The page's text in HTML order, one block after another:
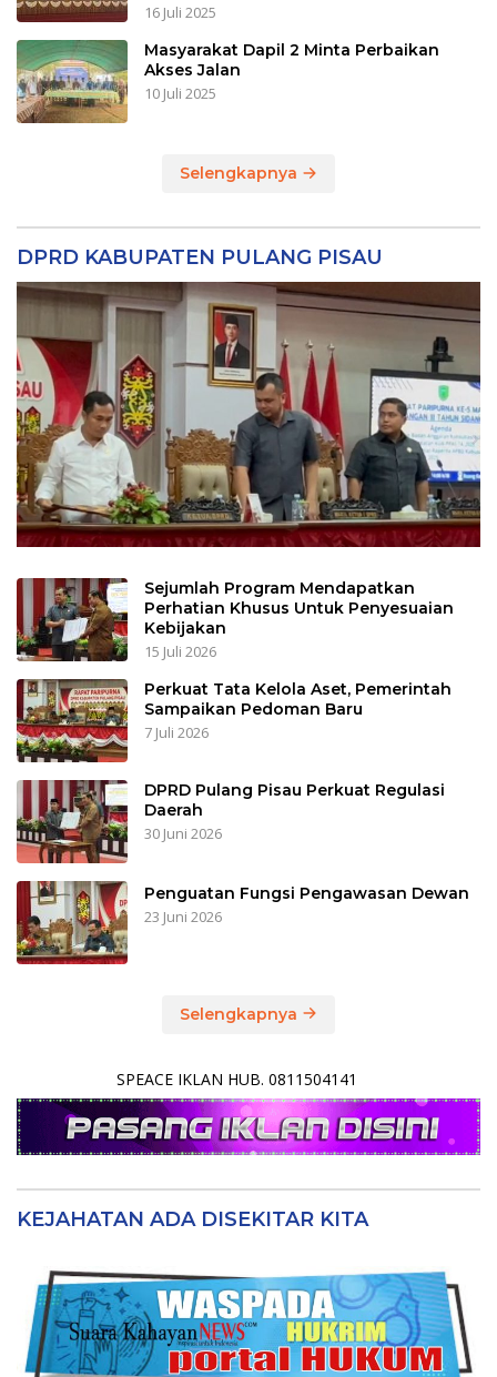
16 Juli 2025
Masyarakat Dapil 2 Minta Perbaikan
Akses Jalan
10 Juli 2025
Selengkapnya
DPRD KABUPATEN PULANG PISAU
Sejumlah Program Mendapatkan
Perhatian Khusus Untuk Penyesuaian
Kebijakan
15 Juli 2026
Perkuat Tata Kelola Aset, Pemerintah
Sampaikan Pedoman Baru
7 Juli 2026
DPRD Pulang Pisau Perkuat Regulasi
Daerah
30 Juni 2026
Penguatan Fungsi Pengawasan Dewan
23 Juni 2026
Selengkapnya
SPEACE IKLAN HUB. 0811504141
KEJAHATAN ADA DISEKITAR KITA